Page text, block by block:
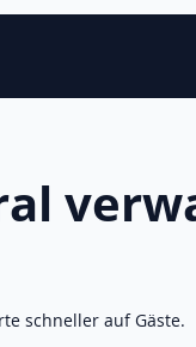
schneller auf Gäste.